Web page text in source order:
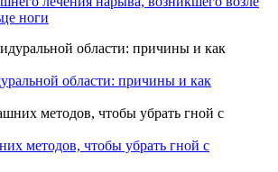
ноги
области: причины и как
методов, чтобы убрать гной с